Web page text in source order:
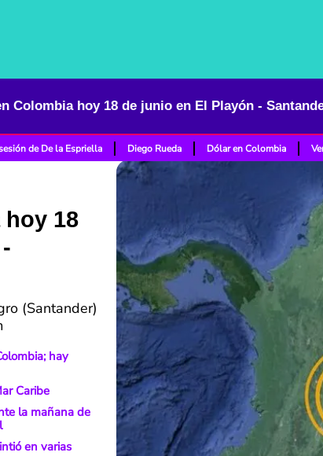
Colombia hoy 18 de junio en El Playón -
de De la Espriella Diego Rueda Dólar en Colombia
18
(Santander)
hay
Caribe
la mañana de
en varias